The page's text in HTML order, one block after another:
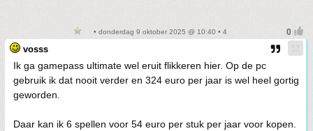
• donderdag 9 oktober 2025 @ 10:40 • 4
vosss
Ik ga gamepass ultimate wel eruit flikkeren hier. Op de pc
gebruik ik dat nooit verder en 324 euro per jaar is wel heel gortig
geworden.
Daar kan ik 6 spellen voor 54 euro per stuk per jaar voor kopen.